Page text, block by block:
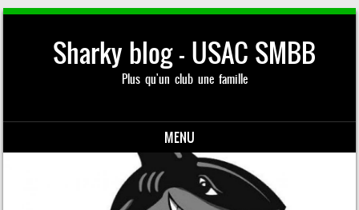
Sharky blog – USAC SMBB
Plus qu'un club une famille
MENU